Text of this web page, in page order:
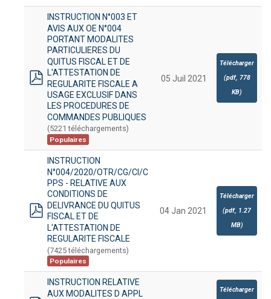
pdf
INSTRUCTION N°003 ET
AVIS AUX OE N°004
PORTANT MODALITES
PARTICULIERES DU
QUITUS FISCAL ET DE
L'ATTESTATION DE
REGULARITE FISCALE A
USAGE EXCLUSIF DANS
LES PROCEDURES DE
COMMANDES PUBLIQUES
(5221 téléchargements)
Populaires
05 Juil 2021
Télécharger
(pdf, 778
KB)
pdf
INSTRUCTION
N°004/2020/OTR/CG/CI/C
PPS - RELATIVE AUX
CONDITIONS DE
DELIVRANCE DU QUITUS
FISCAL ET DE
L'ATTESTATION DE
REGULARITE FISCALE
(7425 téléchargements)
Populaires
04 Jan 2021
Télécharger
(pdf, 1.27
MB)
INSTRUCTION RELATIVE
AUX MODALITES D APPL
Télécharger